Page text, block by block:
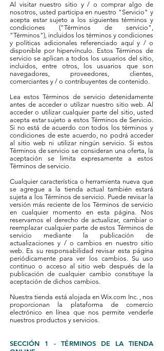
Al visitar nuestro sitio y / o comprar algo de
nosotros, usted participa en nuestro "Servicio" y
acepta estar sujeto a los siguientes términos y
condiciones ("Términos de servicio",
"Términos"), incluidos los términos y condiciones
y políticas adicionales referenciado aquí y / o
disponible por hipervínculo. Estos Términos de
servicio se aplican a todos los usuarios del sitio,
incluidos, entre otros, los usuarios que son
navegadores, proveedores, clientes,
comerciantes y / o contribuyentes de contenido.
Lea estos Términos de servicio detenidamente
antes de acceder o utilizar nuestro sitio web. Al
acceder o utilizar cualquier parte del sitio, usted
acepta estar sujeto a estos Términos de Servicio.
Si no está de acuerdo con todos los términos y
condiciones de este acuerdo, no podrá acceder
al sitio web ni utilizar ningún servicio. Si estos
Términos de servicio se consideran una oferta, la
aceptación se limita expresamente a estos
Términos de servicio.
Cualquier característica o herramienta nueva que
se agregue a la tienda actual también estará
sujeta a los Términos de servicio. Puede revisar la
versión más reciente de los Términos de servicio
en cualquier momento en esta página. Nos
reservamos el derecho de actualizar, cambiar o
reemplazar cualquier parte de estos Términos de
servicio mediante la publicación de
actualizaciones y / o cambios en nuestro sitio
web. Es su responsabilidad revisar esta página
periódicamente para ver los cambios. Su uso
continuo o acceso al sitio web después de la
publicación de cualquier cambio constituye la
aceptación de dichos cambios.
Nuestra tienda está alojada en Wix.com Inc. , nos
proporcionan la plataforma de comercio
electrónico en línea que nos permite venderle
nuestros productos y servicios.
SECCIÓN 1 - TÉRMINOS DE LA TIENDA